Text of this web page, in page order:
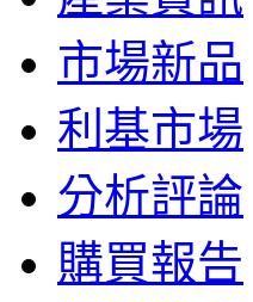
市場新品
利基市場
分析評論
購買報告